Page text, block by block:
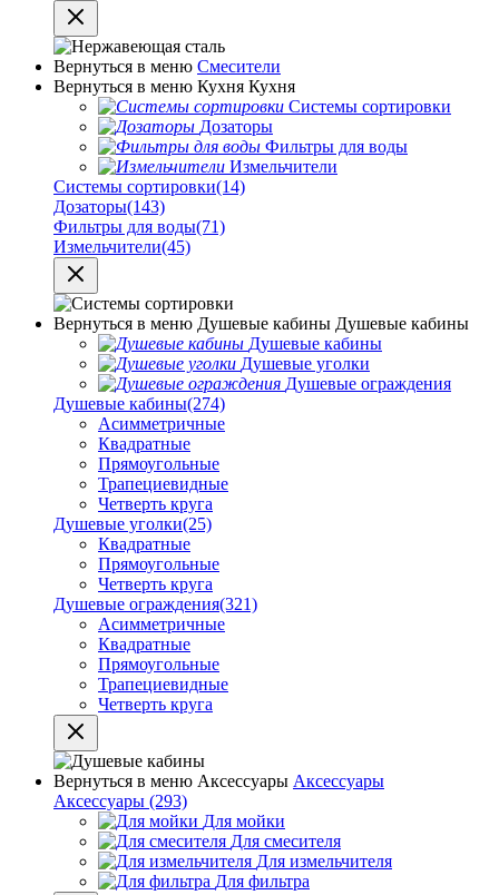
Вернуться в меню Смесители
Вернуться в меню Кухня Кухня
Системы сортировки
Дозаторы
Фильтры для воды
Измельчители
Системы сортировки(14)
Дозаторы(143)
Фильтры для воды(71)
Измельчители(45)
Вернуться в меню Душевые кабины Душевые кабины
Душевые кабины
Душевые уголки
Душевые ограждения
Душевые кабины(274)
Асимметричные
Квадратные
Прямоугольные
Трапециевидные
Четверть круга
Душевые уголки(25)
Квадратные
Прямоугольные
Четверть круга
Душевые ограждения(321)
Асимметричные
Квадратные
Прямоугольные
Трапециевидные
Четверть круга
Вернуться в меню Аксессуары Аксессуары
Аксессуары (293)
Для мойки
Для смесителя
Для измельчителя
Для фильтра